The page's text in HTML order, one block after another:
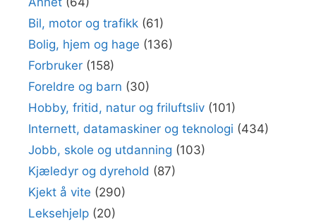
Bil, motor og trafikk (61)
Bolig, hjem og hage (136)
Forbruker (158)
Foreldre og barn (30)
Hobby, fritid, natur og friluftsliv (101)
Internett, datamaskiner og teknologi (434)
Jobb, skole og utdanning (103)
Kjæledyr og dyrehold (87)
Kjekt å vite (290)
Leksehjelp (20)